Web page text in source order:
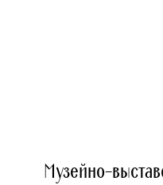
Музейно-